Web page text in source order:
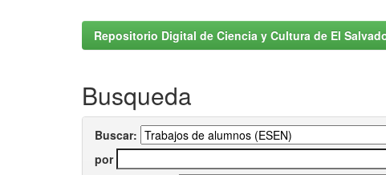
Repositorio Digital de Ciencia y Cultura de El
Busqueda
Buscar:
por